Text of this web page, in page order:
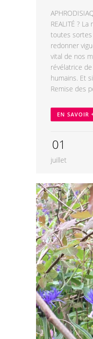
REALITÉ ?
toutes
redonner
vital de nos
révélatrice
humains. Et
Remise des
EN SAVOIR
01
juillet